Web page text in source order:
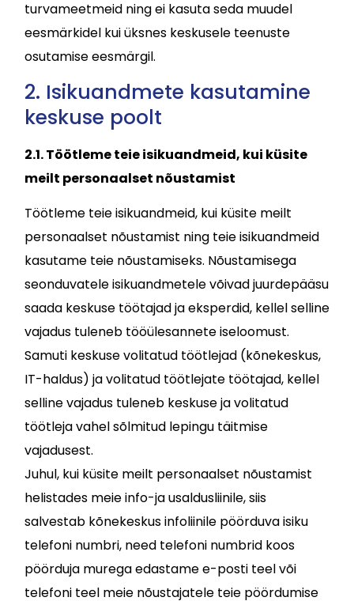
turvameetmeid ning ei kasuta seda muudel
eesmärkidel kui üksnes keskusele teenuste
osutamise eesmärgil.
2. Isikuandmete kasutamine
keskuse poolt
2.1. Töötleme teie isikuandmeid, kui küsite
meilt personaalset nõustamist
Töötleme teie isikuandmeid, kui küsite meilt
personaalset nõustamist ning teie isikuandmeid
kasutame teie nõustamiseks. Nõustamisega
seonduvatele isikuandmetele võivad juurdepääsu
saada keskuse töötajad ja eksperdid, kellel selline
vajadus tuleneb tööülesannete iseloomust.
Samuti keskuse volitatud töötlejad (kõnekeskus,
IT-haldus) ja volitatud töötlejate töötajad, kellel
selline vajadus tuleneb keskuse ja volitatud
töötleja vahel sõlmitud lepingu täitmise
vajadusest.
Juhul, kui küsite meilt personaalset nõustamist
helistades meie info-ja usaldusliinile, siis
salvestab kõnekeskus infoliinile pöörduva isiku
telefoni numbri, need telefoni numbrid koos
pöörduja murega edastame e-posti teel või
telefoni teel meie nõustajatele teie pöördumise